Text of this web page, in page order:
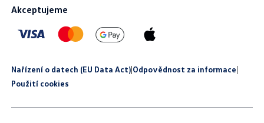
Akceptujeme
Nařízení o datech (EU Data Act)|Odpovědnost za informace|
Použití cookies